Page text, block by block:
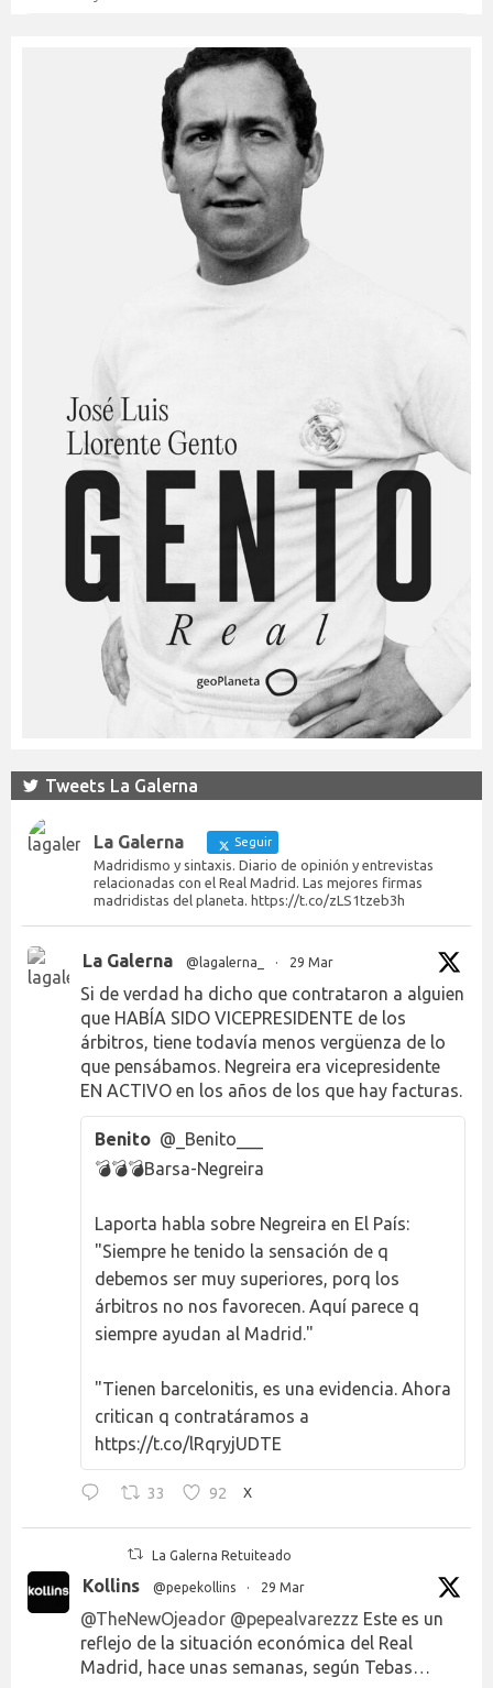
Tweets La Galerna
La Galerna Seguir
Madridismo y sintaxis. Diario de opinión y entrevistas
relacionadas con el Real Madrid. Las mejores firmas
madridistas del planeta. https://t.co/zLS1tzeb3h
La Galerna @lagalerna_ · 29 Mar
Si de verdad ha dicho que contrataron a alguien
que HABÍA SIDO VICEPRESIDENTE de los
árbitros, tiene todavía menos vergüenza de lo
que pensábamos. Negreira era vicepresidente
EN ACTIVO en los años de los que hay facturas.
Benito @_Benito___
💣💣💣Barsa-Negreira
Laporta habla sobre Negreira en El País:
"Siempre he tenido la sensación de q
debemos ser muy superiores, porq los
árbitros no nos favorecen. Aquí parece q
siempre ayudan al Madrid."
"Tienen barcelonitis, es una evidencia. Ahora
critican q contratáramos a
https://t.co/lRqryjUDTE
33 92 X
La Galerna Retuiteado
Kollins @pepekollins · 29 Mar
@TheNewOjeador @pepealvarezzz Este es un
reflejo de la situación económica del Real
Madrid, hace unas semanas, según Tebas…